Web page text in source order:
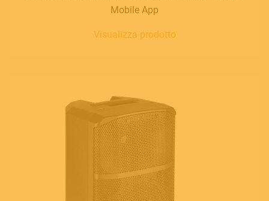
Mobile App
Visualizza prodotto